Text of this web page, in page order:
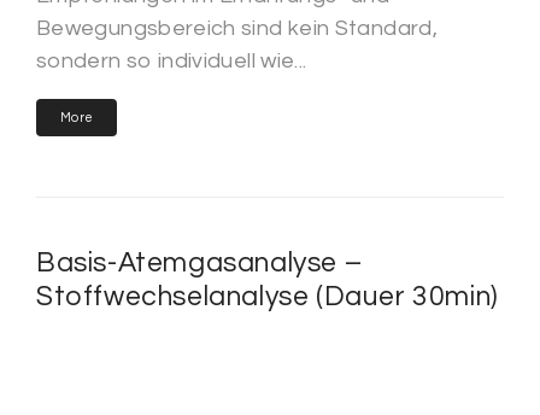
Bewegungsbereich sind kein Standard,
sondern so individuell wie...
More
Basis-Atemgasanalyse –
Stoffwechselanalyse (Dauer 30min)